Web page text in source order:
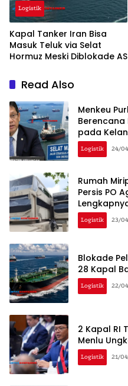
Logistik
Kapal Tanker Iran Bisa
Masuk Teluk via Selat
Hormuz Meski Diblokade AS
Read Also
Menkeu
Berencana
pada
Logistik 24/
Rumah
Persis PO
Logistik 23/
Blokade
28 Kapal
Logistik 22/
2 Kapal RI
Menlu
Logistik 21/